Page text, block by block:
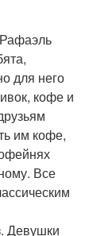
для него
кофе и
им кофе,
Все
Девушки